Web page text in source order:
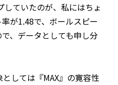
ていたのが、私にはちょ
が1.48で、ボールスピー
、データとしても申し分
しては『MAX』の寛容性